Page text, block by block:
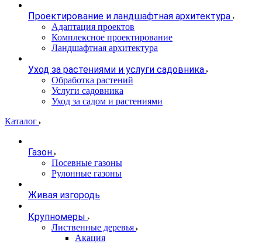
Проектирование и ландшафтная архитектура
Адаптация проектов
Комплексное проектирование
Ландшафтная архитектура
Уход за растениями и услуги садовника
Обработка растений
Услуги садовника
Уход за садом и растениями
Каталог
Газон
Посевные газоны
Рулонные газоны
Живая изгородь
Крупномеры
Лиственные деревья
Акация